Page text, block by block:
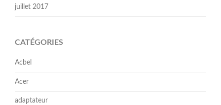
juillet 2017
CATÉGORIES
Acbel
Acer
adaptateur